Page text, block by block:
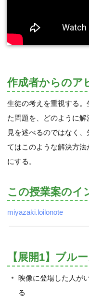
作成者からのア
生徒の考えを重視する
た問題を、どのように
見を述べるのではなく
てはこのような解決方法
にする。
この授業案のイ
miyazaki.loilonote
【展開1】ブル
映像に登場した人が
る